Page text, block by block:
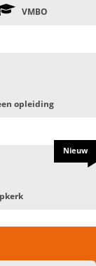
VMBO
opleiding
Nieuw